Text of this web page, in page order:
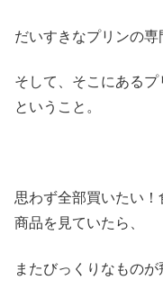
だいすきなプリンの専
そして、そこにある
ということ。
思わず全部買いたい
商品を見ていたら、
またびっくりなものが